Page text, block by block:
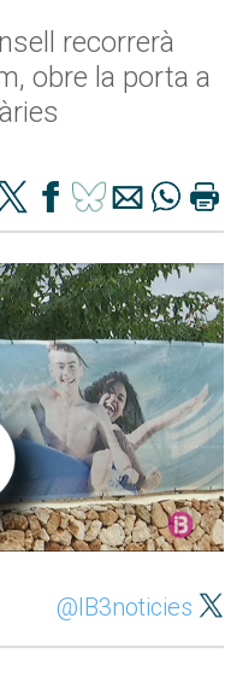
recorrerà
obre la porta a
@IB3noticies